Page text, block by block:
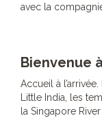
avec la
Bienvenue
Accueil à
Little India, les
la Singapore